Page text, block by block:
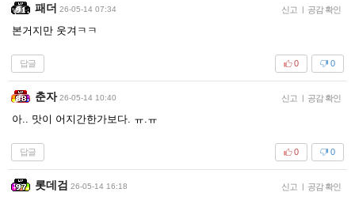
패더 26-05-14 07:34 신고 | 공감 확인
본거지만 웃겨ㅋㅋ
답글 0
0
춘자 26-05-14 10:40 신고 | 공감 확인
아.. 맛이 어지간한가보다. ㅠ.ㅠ
답글 0
0
롯데검 26-05-14 16:18 신고 | 공감 확인